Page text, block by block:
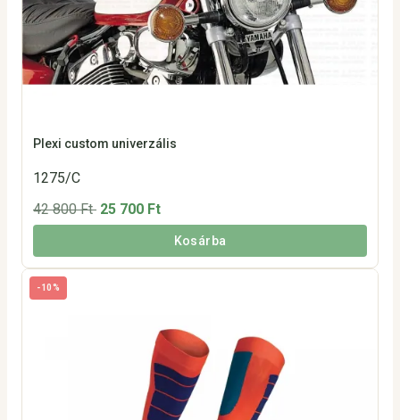
Plexi custom univerzális
1275/C
42 800 Ft 25 700 Ft
Kosárba
-10%